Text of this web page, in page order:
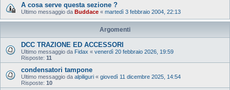
A cosa serve questa sezione ?
Ultimo messaggio da Buddace « martedì 3 febbraio 2004, 22:13
Argomenti
DCC TRAZIONE ED ACCESSORI
Ultimo messaggio da Fidax « venerdì 20 febbraio 2026, 19:59
Risposte: 11
condensatori tampone
Ultimo messaggio da alpiliguri « giovedì 11 dicembre 2025, 14:54
Risposte: 10